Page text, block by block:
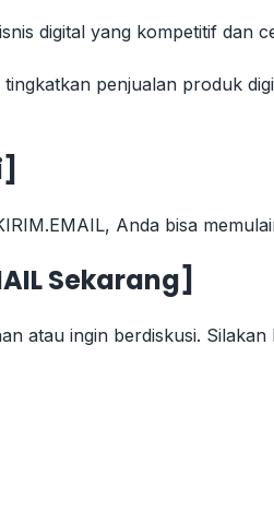
digital yang kompetitif dan
penjualan produk
]
Anda bisa
Sekarang]
atau ingin berdiskusi.